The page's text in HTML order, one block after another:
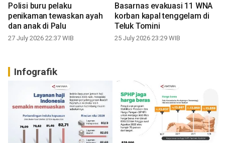
Polisi buru pelaku
penikaman tewaskan ayah
dan anak di Palu
27 July 2026 22:37 WIB
Basarnas evakuasi 11 WNA
korban kapal tenggelam di
Teluk Tomini
25 July 2026 23:29 WIB
Infografik